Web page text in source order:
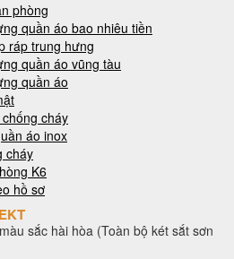
phòng
quần áo bao nhiêu tiền
ráp trung hưng
quần áo vũng tàu
quần áo
cháy
áo inox
cháy
K6
hồ sơ
sắc hài hòa (Toàn bộ két sắt sơn